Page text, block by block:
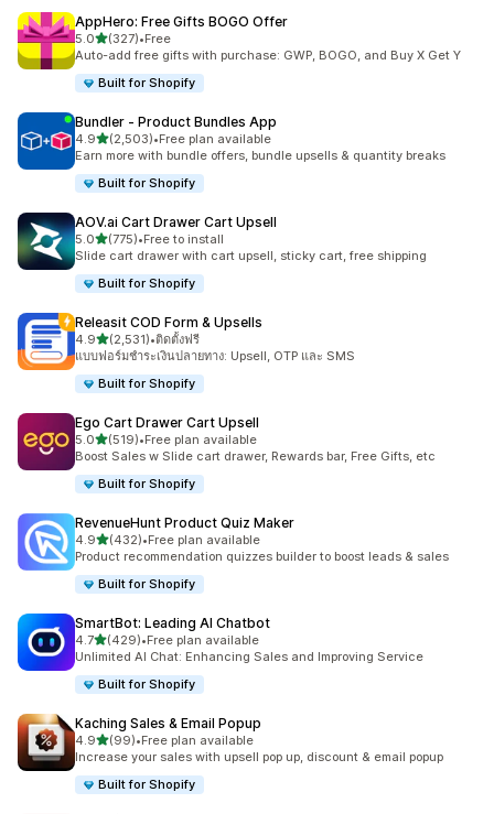
AppHero: Free Gifts BOGO Offer
5.0เต็ม 5 ดาว
(327)
ทั้งหมด 327 รีวิว
•Free
Auto-add free gifts with purchase: GWP, BOGO, and Buy X Get Y
Built for Shopify
Bundler ‑ Product Bundles App
4.9เต็ม 5 ดาว
(2,503)
ทั้งหมด 2503 รีวิว
•Free plan available
Earn more with bundle offers, bundle upsells & quantity breaks
Built for Shopify
AOV.ai Cart Drawer Cart Upsell
5.0เต็ม 5 ดาว
(775)
ทั้งหมด 775 รีวิว
•Free to install
Slide cart drawer with cart upsell, sticky cart, free shipping
Built for Shopify
Releasit COD Form & Upsells
4.9เต็ม 5 ดาว
(2,531)
ทั้งหมด 2531 รีวิว
•ติดตั้งฟรี
แบบฟอร์มชำระเงินปลายทาง: Upsell, OTP และ SMS
Built for Shopify
Ego Cart Drawer Cart Upsell
5.0เต็ม 5 ดาว
(519)
ทั้งหมด 519 รีวิว
•Free plan available
Boost Sales w Slide cart drawer, Rewards bar, Free Gifts, etc
Built for Shopify
RevenueHunt Product Quiz Maker
4.9เต็ม 5 ดาว
(432)
ทั้งหมด 432 รีวิว
•Free plan available
Product recommendation quizzes builder to boost leads & sales
Built for Shopify
SmartBot: Leading AI Chatbot
4.7เต็ม 5 ดาว
(429)
ทั้งหมด 429 รีวิว
•Free plan available
Unlimited AI Chat: Enhancing Sales and Improving Service
Built for Shopify
Kaching Sales & Email Popup
4.9เต็ม 5 ดาว
(99)
ทั้งหมด 99 รีวิว
•Free plan available
Increase your sales with upsell pop up, discount & email popup
Built for Shopify